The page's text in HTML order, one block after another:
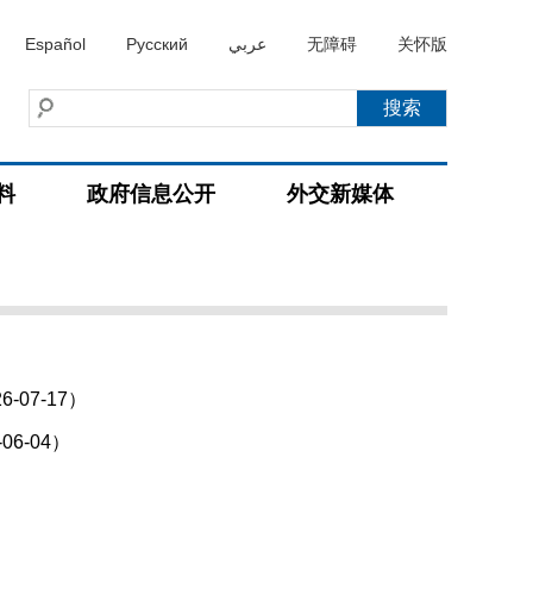
Español Русский عربي 无障碍 关怀版
政府信息公开 外交新媒体
07-17）
04）